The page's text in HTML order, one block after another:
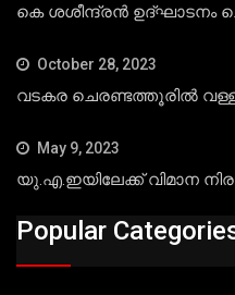
കെ ശശീന്ദ്രന്‍ ഉദ്ഘാടനം
October 28, 2023
വടകര ചെരണ്ടത്തൂരില്‍
May 9, 2023
യു.എ.ഇയിലേക്ക് വിമാന
Popular